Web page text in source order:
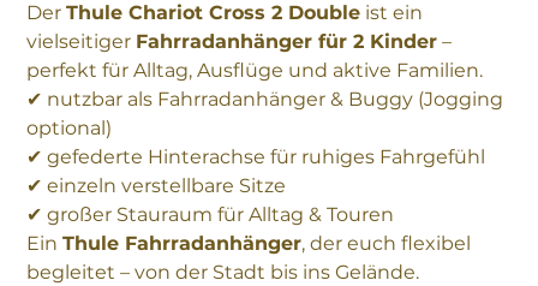
DerThule Chariot Cross 2 Double ist ein
vielseitiger Fahrradanhänger für 2 Kinder –
perfekt für Alltag, Ausflüge und aktive Familien.
✔ nutzbar als Fahrradanhänger & Buggy (Jogging
optional)
✔ gefederte Hinterachse für ruhiges Fahrgefühl
✔ einzeln verstellbare Sitze
✔ großer Stauraum für Alltag & Touren
EinThule Fahrradanhänger, der euch flexibel
begleitet – von der Stadt bis ins Gelände.